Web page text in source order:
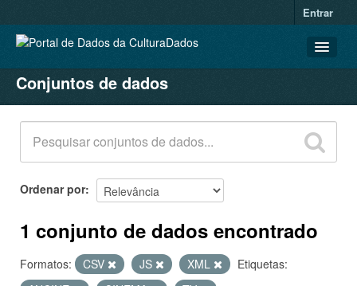
Entrar
CONJUNTOS DE DADOS
ORGANIZAÇÕES
GRUPOS
SOBRE
Conjuntos de dados
Ordenar por
1 conjunto de dados encontrado
Formatos: CSV JS XML
Etiquetas: